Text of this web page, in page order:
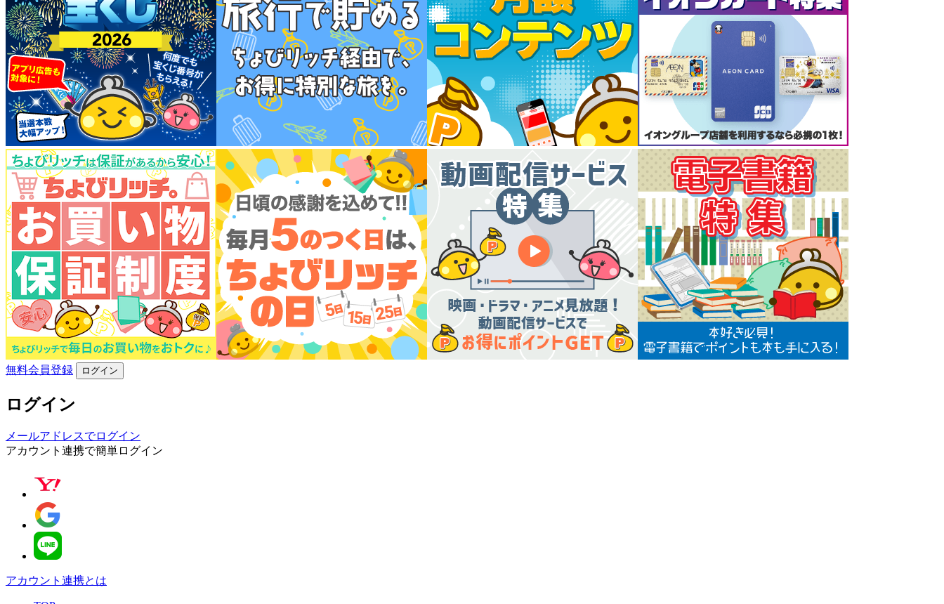
無料会員登録 ログイン
ログイン
メールアドレスでログイン
アカウント連携で簡単ログイン
アカウント連携とは